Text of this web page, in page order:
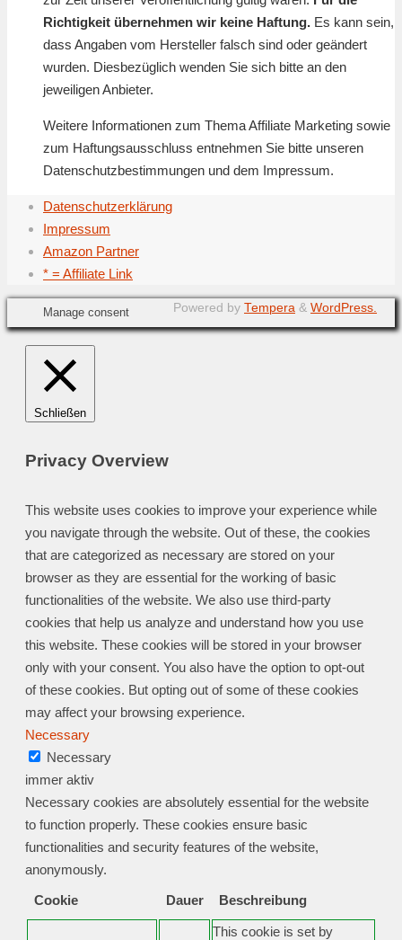
Richtigkeit übernehmen wir keine Haftung. Es kann sein,
dass Angaben vom Hersteller falsch sind oder geändert
wurden. Diesbezüglich wenden Sie sich bitte an den
jeweiligen Anbieter.
Weitere Informationen zum Thema Affiliate Marketing sowie
zum Haftungsausschluss entnehmen Sie bitte unseren
Datenschutzbestimmungen und dem Impressum.
Datenschutzerklärung
Impressum
Amazon Partner
* = Affiliate Link
Powered by Tempera & WordPress.
Manage consent
Schließen
Privacy Overview
This website uses cookies to improve your experience while
you navigate through the website. Out of these, the cookies
that are categorized as necessary are stored on your
browser as they are essential for the working of basic
functionalities of the website. We also use third-party
cookies that help us analyze and understand how you use
this website. These cookies will be stored in your browser
only with your consent. You also have the option to opt-out
of these cookies. But opting out of some of these cookies
may affect your browsing experience.
Necessary
Necessary
immer aktiv
Necessary cookies are absolutely essential for the website
to function properly. These cookies ensure basic
functionalities and security features of the website,
anonymously.
Cookie
Dauer Beschreibung
This cookie is set by